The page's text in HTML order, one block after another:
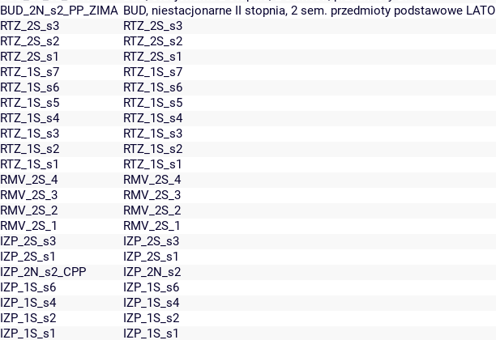
BUD_2N_s2_PP_ZIMA BUD, niestacjonarne II stopnia, 2 sem. przedmioty podstawowe LATO
RTZ_2S_s3
RTZ_2S_s3
RTZ_2S_s2
RTZ_2S_s2
RTZ_2S_s1
RTZ_2S_s1
RTZ_1S_s7
RTZ_1S_s7
RTZ_1S_s6
RTZ_1S_s6
RTZ_1S_s5
RTZ_1S_s5
RTZ_1S_s4
RTZ_1S_s4
RTZ_1S_s3
RTZ_1S_s3
RTZ_1S_s2
RTZ_1S_s2
RTZ_1S_s1
RTZ_1S_s1
RMV_2S_4
RMV_2S_4
RMV_2S_3
RMV_2S_3
RMV_2S_2
RMV_2S_2
RMV_2S_1
RMV_2S_1
IZP_2S_s3
IZP_2S_s3
IZP_2S_s1
IZP_2S_s1
IZP_2N_s2_CPP
IZP_2N_s2
IZP_1S_s6
IZP_1S_s6
IZP_1S_s4
IZP_1S_s4
IZP_1S_s2
IZP_1S_s2
IZP_1S_s1
IZP_1S_s1